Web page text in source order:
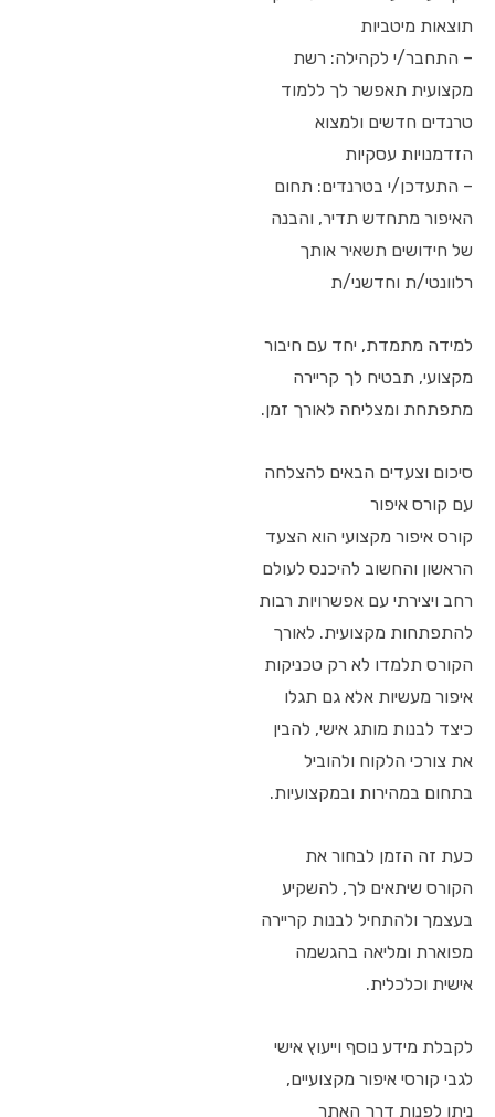
תוצאות מיטביות
– התחבר/י לקהילה: רשת
מקצועית תאפשר לך ללמוד
טרנדים חדשים ולמצוא
הזדמנויות עסקיות
– התעדכן/י בטרנדים: תחום
האיפור מתחדש תדיר, והבנה
של חידושים תשאיר אותך
רלוונטי/ת וחדשני/ת
למידה מתמדת, יחד עם חיבור
מקצועי, תבטיח לך קריירה
מתפתחת ומצליחה לאורך זמן.
סיכום וצעדים הבאים להצלחה
עם קורס איפור
קורס איפור מקצועי הוא הצעד
הראשון והחשוב להיכנס לעולם
רחב ויצירתי עם אפשרויות רבות
להתפתחות מקצועית. לאורך
הקורס תלמדו לא רק טכניקות
איפור מעשיות אלא גם תגלו
כיצד לבנות מותג אישי, להבין
את צורכי הלקוח ולהוביל
בתחום במהירות ובמקצועיות.
כעת זה הזמן לבחור את
הקורס שיתאים לך, להשקיע
בעצמך ולהתחיל לבנות קריירה
מפוארת ומליאה בהגשמה
אישית וכלכלית.
לקבלת מידע נוסף וייעוץ אישי
לגבי קורסי איפור מקצועיים,
ניתן לפנות דרך האתר